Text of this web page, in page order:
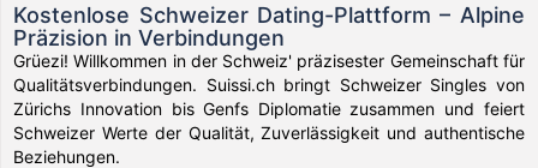
Kostenlose Schweizer Dating-Plattform – Alpine
Präzision in Verbindungen
Grüezi! Willkommen in der Schweiz' präzisester Gemeinschaft für
Qualitätsverbindungen. Suissi.ch bringt Schweizer Singles von
Zürichs Innovation bis Genfs Diplomatie zusammen und feiert
Schweizer Werte der Qualität, Zuverlässigkeit und authentische
Beziehungen.